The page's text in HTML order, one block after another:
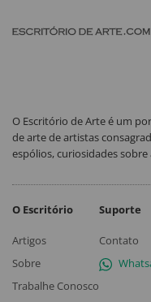
O Escritório de Arte é um
de arte de artistas
espólios, curiosidades sobre
O Escritório
Artigos
Sobre
Trabalhe Conosco
Suporte
Contato